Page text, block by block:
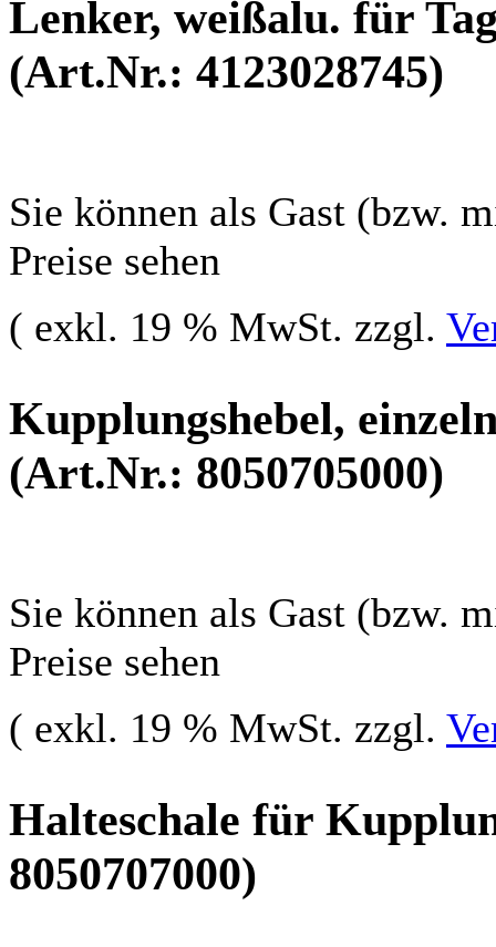
Lenker, weißalu. für
(Art.Nr.: 4123028745)
Sie können als Gast (bzw.
Preise sehen
( exkl. 19 % MwSt. zzgl.
Kupplungshebel,
(Art.Nr.: 8050705000)
Sie können als Gast (bzw.
Preise sehen
( exkl. 19 % MwSt. zzgl.
Halteschale für
8050707000)